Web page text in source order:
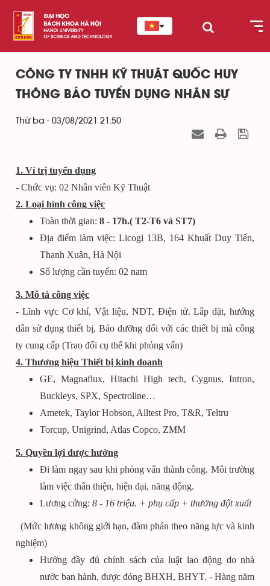
CÔNG TY TNHH KỸ THUẬT QUỐC HUY
THÔNG BÁO TUYỂN DỤNG NHÂN SỰ
Thứ ba - 03/08/2021 21:50
1. Ví trị tuyển dụng
- Chức vụ: 02 Nhân viên Kỹ Thuật
2. Loại hình công việc
Toàn thời gian: 8 - 17h.( T2-T6 và ST7)
Địa điểm làm việc: Licogi 13B, 164 Khuất Duy Tiến,
Thanh Xuân, Hà Nội
Số lượng cần tuyển: 02 nam
3. Mô tả công việc
- Lĩnh vực Cơ khí, Vật liệu, NDT, Điện tử. Lắp đặt, hướng
dẫn sử dụng thiết bị, Bảo dưỡng đối với các thiết bị mà công
ty cung cấp (Trao đổi cụ thể khi phỏng vấn)
4. Thương hiệu Thiết bị kinh doanh
GE, Magnaflux, Hitachi High tech, Cygnus, Intron,
Buckleys, SPX, Spectroline…
Ametek, Taylor Hobson, Alltest Pro, T&R, Teltru
Torcup, Unigrind, Atlas Copco, ZMM
5. Quyền lợi được hưởng
Đi làm ngay sau khi phỏng vấn thành công. Môi trường
làm việc thân thiện, hiện đại, năng động.
Lương cứng: 8 - 16 triệu. + phụ cấp + thưởng đột xuất
(Mức lương không giới hạn, đàm phán theo năng lực và kinh
nghiệm)
Hưởng đầy đủ chính sách của luật lao động do nhà
nước ban hành, được đóng BHXH, BHYT. - Hàng năm